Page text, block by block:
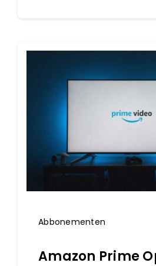
Abbonementen
Amazon Prime